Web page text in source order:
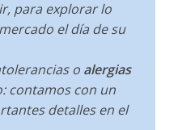
para explorar lo
el día de su
o alergias
contamos con un
detalles en el